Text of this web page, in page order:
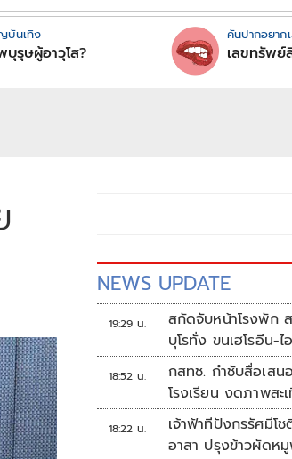
บันเทิง
รุษผู้อาวุโส?
คันปากอยาก
เลขทรัพย์
NEWS UPDATE
19:29 น.
สกัดจับหน้าโรงพัก
บุโรทั่ง ขนเฮโรอีน-
18:52 น.
กสทช. กำชับสื่อเสน
โรงเรียน งดภาพสะ
เสี่ยงเลียนแบบ
18:22 น.
เจ้าฟ้าทีปังกรรัศมีโ
อาสา ปรุงข้าวผัดหมู